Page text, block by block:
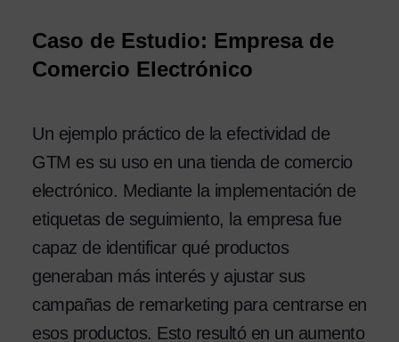
Caso de Estudio: Empresa de
Comercio Electrónico
Un ejemplo práctico de la efectividad de
GTM es su uso en una tienda de comercio
electrónico. Mediante la implementación de
etiquetas de seguimiento, la empresa fue
capaz de identificar qué productos
generaban más interés y ajustar sus
campañas de remarketing para centrarse en
esos productos. Esto resultó en un aumento